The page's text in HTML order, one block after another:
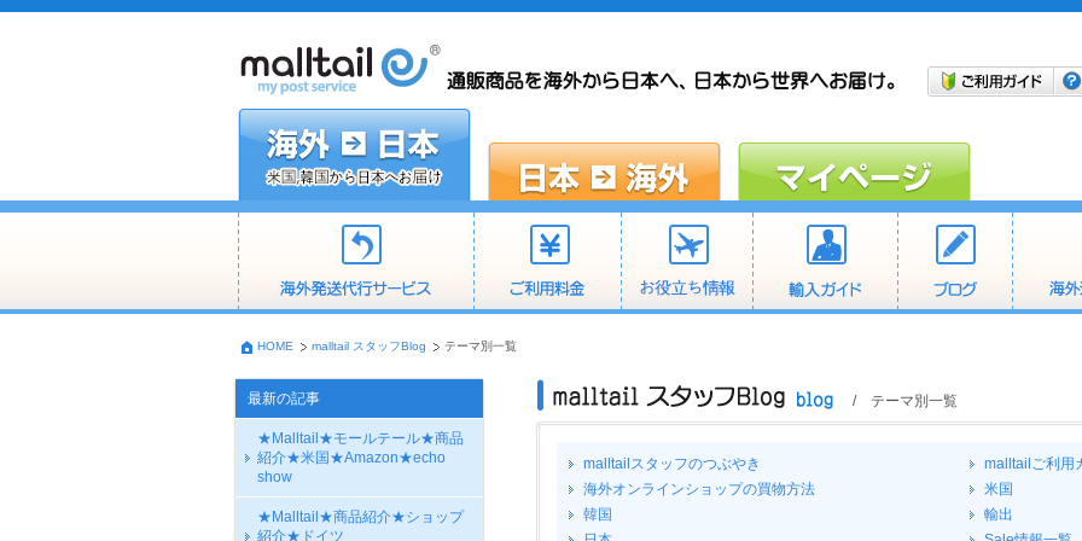
HOME malltail スタッフBlog テーマ別一覧
最新の記事
★Malltail★モールテール★商品
紹介★米国★Amazon★echo
show
★Malltail★商品紹介★ショップ
紹介★ドイツ
/ テーマ別一覧
malltailスタッフのつぶやき
malltailご利用
海外オンラインショップの買物方法
米国
韓国
輸出